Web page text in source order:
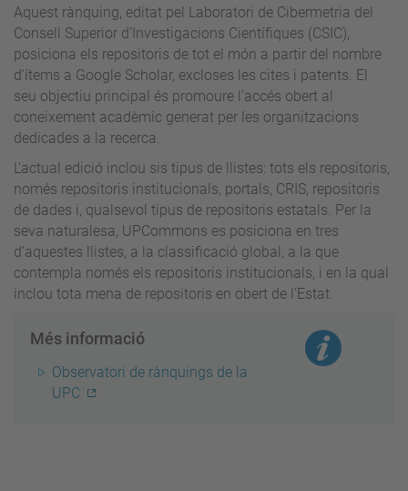
Aquest rànquing, editat pel Laboratori de Cibermetria del
Consell Superior d’Investigacions Científiques (CSIC),
posiciona els repositoris de tot el món a partir del nombre
d’ítems a Google Scholar, excloses les cites i patents. El
seu objectiu principal és promoure l'accés obert al
coneixement acadèmic generat per les organitzacions
dedicades a la recerca.
L'actual edició inclou sis tipus de llistes: tots els repositoris,
només repositoris institucionals, portals, CRIS, repositoris
de dades i, qualsevol tipus de repositoris estatals. Per la
seva naturalesa, UPCommons es posiciona en tres
d’aquestes llistes, a la classificació global, a la que
contempla només els repositoris institucionals, i en la qual
inclou tota mena de repositoris en obert de l'Estat.
Més informació
Observatori de rànquings de la
UPC